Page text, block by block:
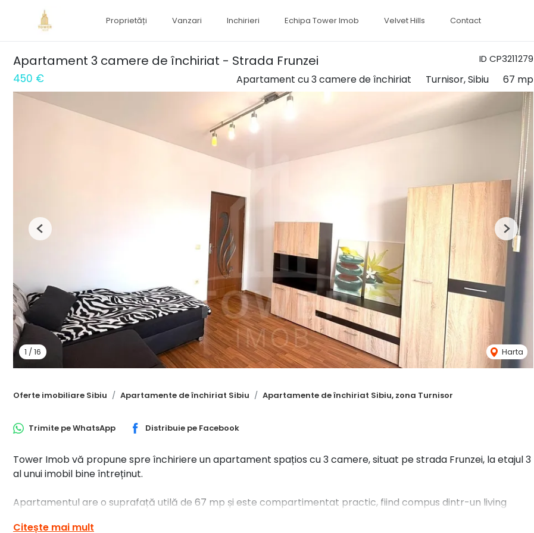
Proprietăți Vanzari Inchirieri Echipa Tower Imob Velvet Hills Contact
ID CP3211279
Apartament 3 camere de închiriat - Strada Frunzei
450 € Apartament cu 3 camere de închiriat Turnisor, Sibiu 67 mp
1 /16 Harta
Previous Next
Oferte imobiliare Sibiu Apartamente de închiriat Sibiu Apartamente de închiriat Sibiu, zona Turnisor
Trimite peWhatsApp Distribuie pe Facebook
Tower Imob vă propune spre închiriere un apartament spațios cu 3 camere, situat pe strada Frunzei, la etajul 3
al unui imobil bine întreținut.
Apartamentul are o suprafață utilă de 67 mp și este compartimentat practic, fiind compus dintr-un living
Citește mai mult